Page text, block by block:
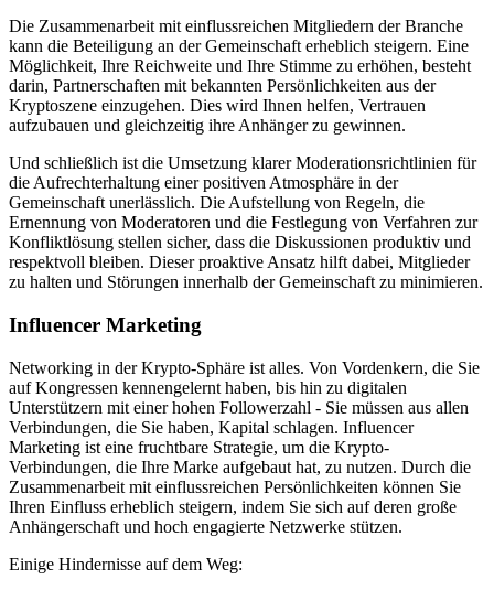
Die Zusammenarbeit mit einflussreichen Mitgliedern der Branche
kann die Beteiligung an der Gemeinschaft erheblich steigern. Eine
Möglichkeit, Ihre Reichweite und Ihre Stimme zu erhöhen, besteht
darin, Partnerschaften mit bekannten Persönlichkeiten aus der
Kryptoszene einzugehen. Dies wird Ihnen helfen, Vertrauen
aufzubauen und gleichzeitig ihre Anhänger zu gewinnen.
Und schließlich ist die Umsetzung klarer Moderationsrichtlinien für
die Aufrechterhaltung einer positiven Atmosphäre in der
Gemeinschaft unerlässlich. Die Aufstellung von Regeln, die
Ernennung von Moderatoren und die Festlegung von Verfahren zur
Konfliktlösung stellen sicher, dass die Diskussionen produktiv und
respektvoll bleiben. Dieser proaktive Ansatz hilft dabei, Mitglieder
zu halten und Störungen innerhalb der Gemeinschaft zu minimieren.
Influencer Marketing
Networking in der Krypto-Sphäre ist alles. Von Vordenkern, die Sie
auf Kongressen kennengelernt haben, bis hin zu digitalen
Unterstützern mit einer hohen Followerzahl - Sie müssen aus allen
Verbindungen, die Sie haben, Kapital schlagen. Influencer
Marketing ist eine fruchtbare Strategie, um die Krypto-
Verbindungen, die Ihre Marke aufgebaut hat, zu nutzen. Durch die
Zusammenarbeit mit einflussreichen Persönlichkeiten können Sie
Ihren Einfluss erheblich steigern, indem Sie sich auf deren große
Anhängerschaft und hoch engagierte Netzwerke stützen.
Einige Hindernisse auf dem Weg: